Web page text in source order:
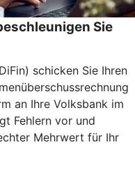
Sie
schicken Sie Ihren
an Ihre Volksbank im
Fehlern vor und
Mehrwert für Ihr